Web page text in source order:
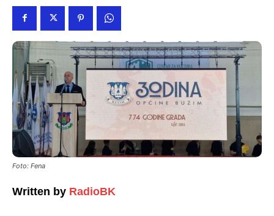
Foto: Fena
Written by RadioBK